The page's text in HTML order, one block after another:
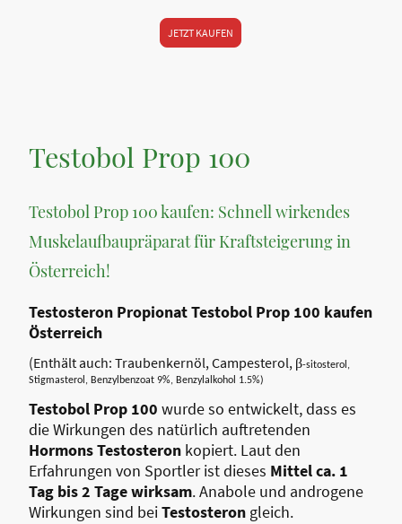
JETZT KAUFEN
Testobol Prop 100
Testobol Prop 100 kaufen: Schnell wirkendes
Muskelaufbaupräparat für Kraftsteigerung in
Österreich!
Testosteron Propionat Testobol Prop 100 kaufen
Österreich
(Enthält auch: Traubenkernöl, Campesterol, β-sitosterol,
Stigmasterol, Benzylbenzoat 9%, Benzylalkohol 1.5%)
Testobol Prop 100 wurde so entwickelt, dass es
die Wirkungen des natürlich auftretenden
Hormons Testosteron kopiert. Laut den
Erfahrungen von Sportler ist dieses Mittel ca. 1
Tag bis 2 Tage wirksam. Anabole und androgene
Wirkungen sind beiTestosteron gleich.